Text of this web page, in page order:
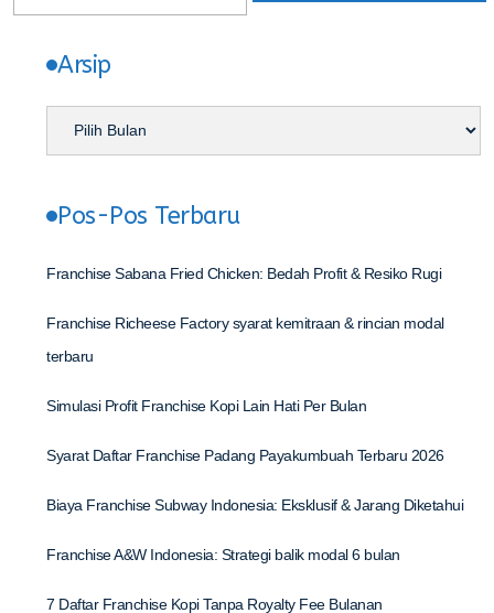
Arsip
Pos-Pos Terbaru
Franchise Sabana Fried Chicken: Bedah Profit & Resiko Rugi
Franchise Richeese Factory syarat kemitraan & rincian modal
terbaru
Simulasi Profit Franchise Kopi Lain Hati Per Bulan
Syarat Daftar Franchise Padang Payakumbuah Terbaru 2026
Biaya Franchise Subway Indonesia: Eksklusif & Jarang Diketahui
Franchise A&W Indonesia: Strategi balik modal 6 bulan
7 Daftar Franchise Kopi Tanpa Royalty Fee Bulanan